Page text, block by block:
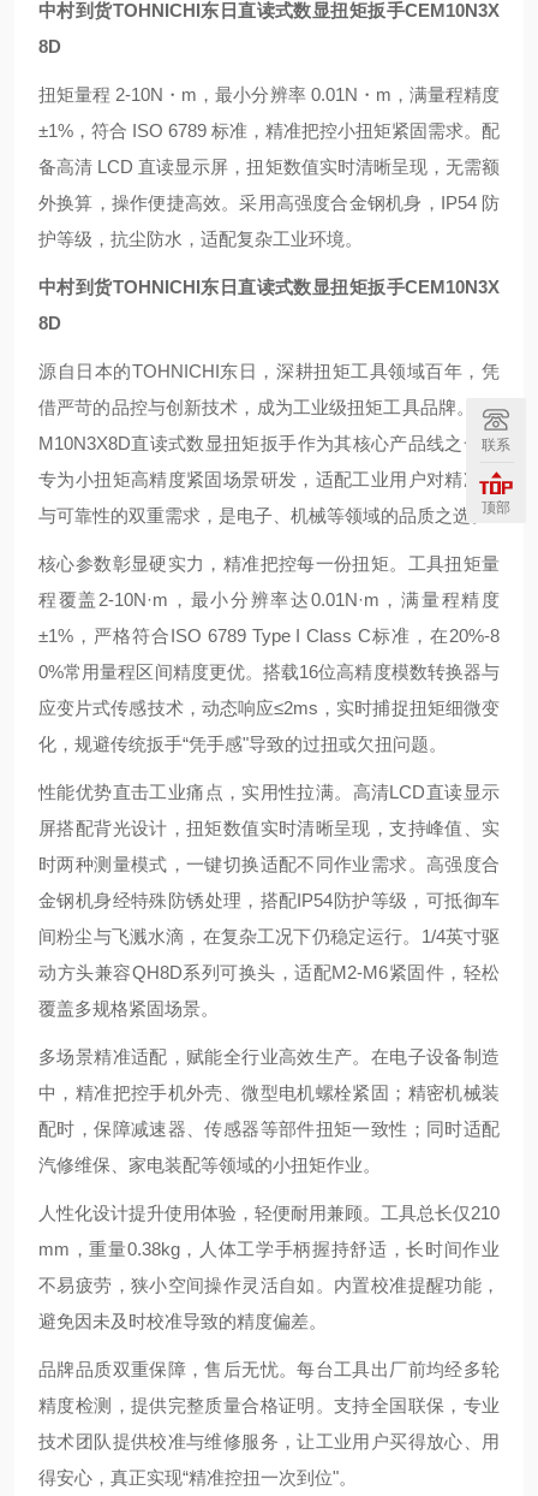
中村到货TOHNICHI东日直读式数显扭矩扳手CEM10N3X
8D
扭矩量程 2-10N・m，最小分辨率 0.01N・m，满量程精度
±1%，符合 ISO 6789 标准，精准把控小扭矩紧固需求。配
备高清 LCD 直读显示屏，扭矩数值实时清晰呈现，无需额
外换算，操作便捷高效。采用高强度合金钢机身，IP54 防
护等级，抗尘防水，适配复杂工业环境。
中村到货TOHNICHI东日直读式数显扭矩扳手CEM10N3X
8D
源自日本的TOHNICHI东日，深耕扭矩工具领域百年，凭
借严苛的品控与创新技术，成为工业级扭矩工具品牌。CE
M10N3X8D直读式数显扭矩扳手作为其核心产品线之一，
专为小扭矩高精度紧固场景研发，适配工业用户对精准性
与可靠性的双重需求，是电子、机械等领域的品质之选。
核心参数彰显硬实力，精准把控每一份扭矩。工具扭矩量
程覆盖2-10N·m，最小分辨率达0.01N·m，满量程精度
±1%，严格符合ISO 6789 Type I Class C标准，在20%-8
0%常用量程区间精度更优。搭载16位高精度模数转换器与
应变片式传感技术，动态响应≤2ms，实时捕捉扭矩细微变
化，规避传统扳手“凭手感"导致的过扭或欠扭问题。
性能优势直击工业痛点，实用性拉满。高清LCD直读显示
屏搭配背光设计，扭矩数值实时清晰呈现，支持峰值、实
时两种测量模式，一键切换适配不同作业需求。高强度合
金钢机身经特殊防锈处理，搭配IP54防护等级，可抵御车
间粉尘与飞溅水滴，在复杂工况下仍稳定运行。1/4英寸驱
动方头兼容QH8D系列可换头，适配M2-M6紧固件，轻松
覆盖多规格紧固场景。
多场景精准适配，赋能全行业高效生产。在电子设备制造
中，精准把控手机外壳、微型电机螺栓紧固；精密机械装
配时，保障减速器、传感器等部件扭矩一致性；同时适配
汽修维保、家电装配等领域的小扭矩作业。
人性化设计提升使用体验，轻便耐用兼顾。工具总长仅210
mm，重量0.38kg，人体工学手柄握持舒适，长时间作业
不易疲劳，狭小空间操作灵活自如。内置校准提醒功能，
避免因未及时校准导致的精度偏差。
品牌品质双重保障，售后无忧。每台工具出厂前均经多轮
精度检测，提供完整质量合格证明。支持全国联保，专业
技术团队提供校准与维修服务，让工业用户买得放心、用
得安心，真正实现“精准控扭一次到位"。
联系
顶部